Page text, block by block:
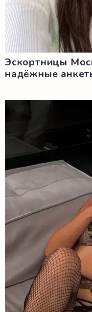
Эскортницы
надёжные